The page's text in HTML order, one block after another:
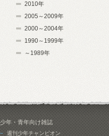
2010年
2005～2009年
2000～2004年
1990～1999年
～1989年
少年・青年向け雑誌
週刊少年チャンピオン